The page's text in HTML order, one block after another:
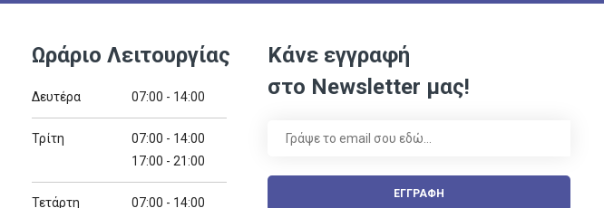
Ωράριο Λειτουργίας
Δευτέρα 07:00 - 14:00
Τρίτη
07:00 - 14:00
17:00 - 21:00
Τετάρτη 07:00 - 14:00
Κάνε εγγραφή
στο Newsletter μας!
ΕΓΓΡΑΦΗ